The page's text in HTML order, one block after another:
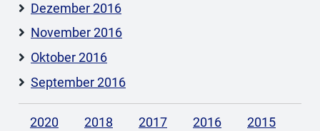
Dezember 2016
November 2016
Oktober 2016
September 2016
2020 2018 2017 2016
2015